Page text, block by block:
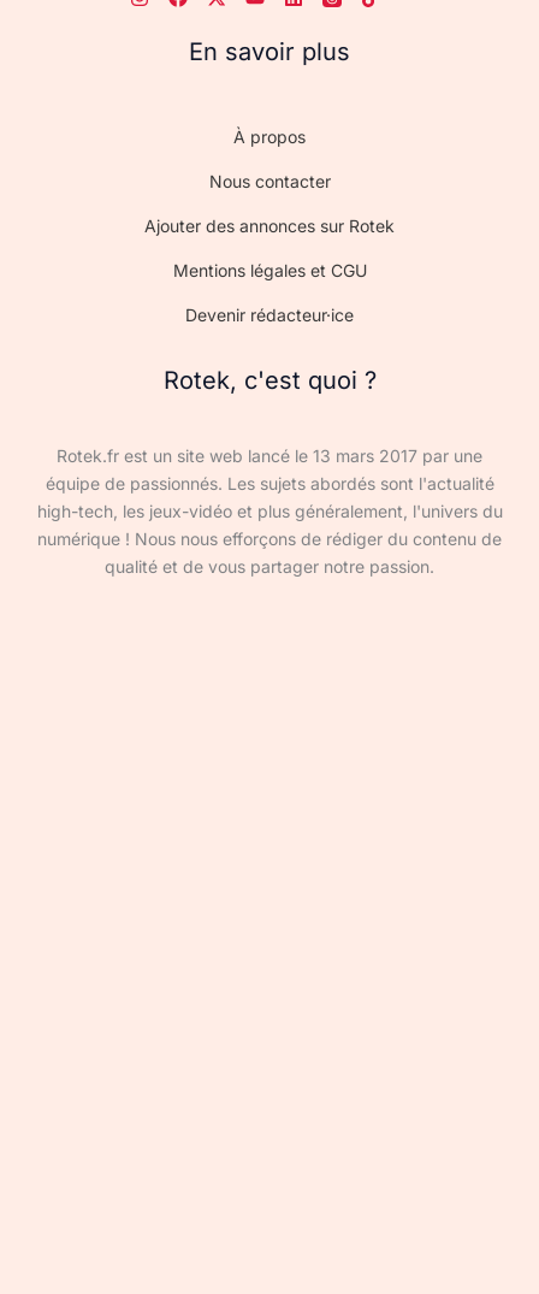
En savoir plus
À propos
Nous contacter
Ajouter des annonces sur Rotek
Mentions légales et CGU
Devenir rédacteur·ice
Rotek, c'est quoi ?
Rotek.fr est un site web lancé le 13 mars 2017 par une
équipe de passionnés. Les sujets abordés sont l'actualité
high-tech, les jeux-vidéo et plus généralement, l'univers du
numérique ! Nous nous efforçons de rédiger du contenu de
qualité et de vous partager notre passion.